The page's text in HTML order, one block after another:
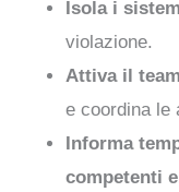
Isola i
violazione.
Attiva il
e coordina le
Informa
competenti